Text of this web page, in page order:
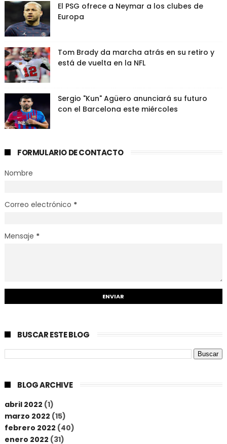
El PSG ofrece a Neymar a los clubes de
Europa
Tom Brady da marcha atrás en su retiro y
está de vuelta en la NFL
Sergio "Kun" Agüero anunciará su futuro
con el Barcelona este miércoles
FORMULARIO DE CONTACTO
Nombre
Correo electrónico *
Mensaje *
BUSCAR ESTE BLOG
BLOG ARCHIVE
abril 2022 (1)
marzo 2022 (15)
febrero 2022 (40)
enero 2022 (31)